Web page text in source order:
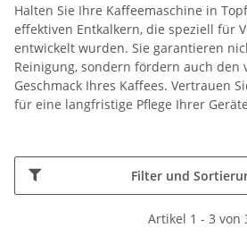
Halten Sie Ihre Kaffeemaschine in
effektiven Entkalkern, die speziell für
entwickelt wurden. Sie garantieren
Reinigung, sondern fördern auch den
Geschmack Ihres Kaffees. Vertrauen
für eine langfristige Pflege Ihrer
Filter und
Artikel 1 - 3 von